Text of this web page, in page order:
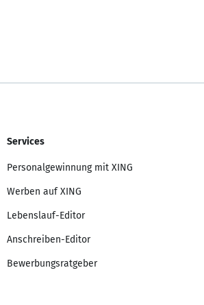
Services
Personalgewinnung mit XING
Werben auf XING
Lebenslauf-Editor
Anschreiben-Editor
Bewerbungsratgeber